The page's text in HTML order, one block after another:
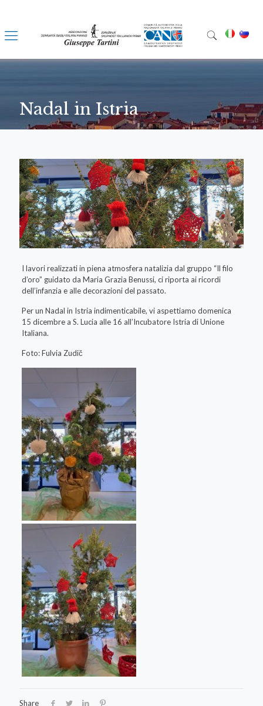
Nadal in Istria
I lavori realizzati in piena atmosfera natalizia dal gruppo “Il filo
d’oro” guidato da Maria Grazia Benussi, ci riporta ai ricordi
dell’infanzia e alle decorazioni del passato.
Per un Nadal in Istria indimenticabile, vi aspettiamo domenica
15 dicembre a S. Lucia alle 16 all’Incubatore Istria di Unione
Italiana.
Foto: Fulvia Zudič
Share